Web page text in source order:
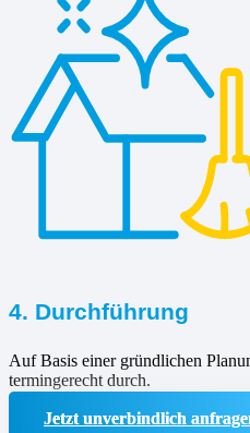
4. Durchführung
Auf Basis einer gründlichen
termingerecht durch.
Jetzt unverbindlich